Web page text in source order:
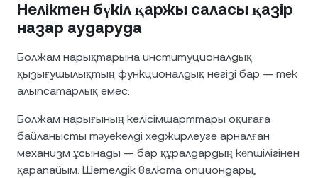
Неліктен бүкіл қаржы саласы қазір
назар аударуда
Болжам нарықтарына институционалдық
қызығушылықтың функционалдық негізі бар — тек
алыпсатарлық емес.
Болжам нарығының келісімшарттары оқиғаға
байланысты тәуекелді хеджирлеуге арналған
механизм ұсынады — бар құралдардың көпшілігінен
қарапайым. Шетелдік валюта опциондары,